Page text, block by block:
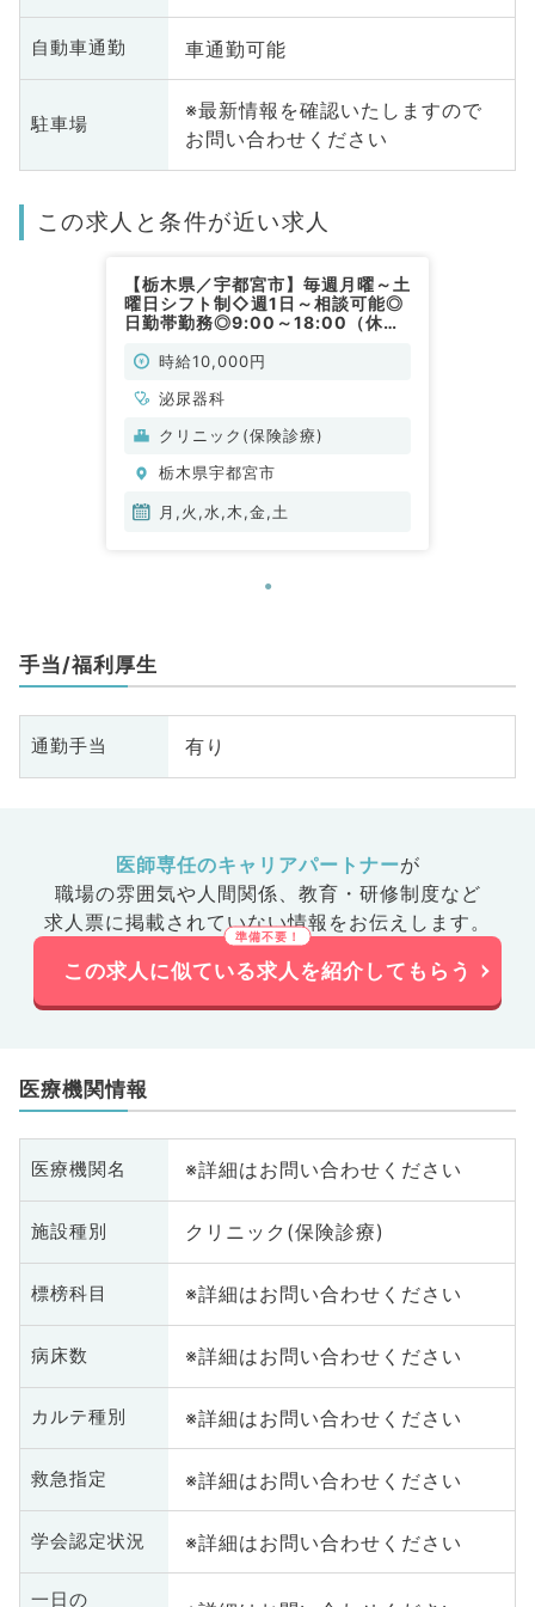
自動車通勤 車通勤可能
駐車場
※最新情報を確認いたしますので
お問い合わせください
この求人と条件が近い求人
【栃木県／宇都宮市】毎週月曜～土
曜日シフト制◇週1日～相談可能◎
日勤帯勤務◎9:00～18:00（休憩
円★外来診療のお仕事です（泌尿
時給10,000円
泌尿器科
クリニック(保険診療)
栃木県宇都宮市
月,火,水,木,金,土
手当/福利厚生
通勤手当 有り
医師専任のキャリアパートナーが
職場の雰囲気や人間関係、 教育・研修制度など
求人票に掲載されていない情報をお伝えします。
この求人に似ている求人を紹介してもらう
医療機関情報
医療機関名 ※詳細はお問い合わせください
施設種別 クリニック(保険診療)
標榜科目 ※詳細はお問い合わせください
病床数 ※詳細はお問い合わせください
カルテ種別 ※詳細はお問い合わせください
救急指定 ※詳細はお問い合わせください
学会認定状況 ※詳細はお問い合わせください
一日の